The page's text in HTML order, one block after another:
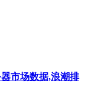
市场数据,浪潮排